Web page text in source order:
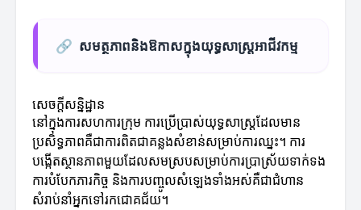
🔗 សមត្ថភាពនិងឱកាសក្នុងយុទ្ធសាស្ត្រអាជីវកម្ម
សេចក្តីសន្និដ្ឋាន
នៅក្នុងការសហការក្រុម ការប្រើប្រាស់យុទ្ធសាស្រ្តដែលមាន
ប្រសិទ្ធភាពគឺជាការពិតជាគន្លងសំខាន់សម្រាប់ការឈ្នះ។ ការ
បង្កើតស្ថានភាពមួយដែលសមស្របសម្រាប់ការប្រាស្រ័យទាក់ទង
ការបំបែកភារកិច្ច និងការបញ្ចូលសំឡេងទាំងអស់គឺជាជំហាន
សំរាប់នាំអ្នកទៅរកជោគជ័យ។